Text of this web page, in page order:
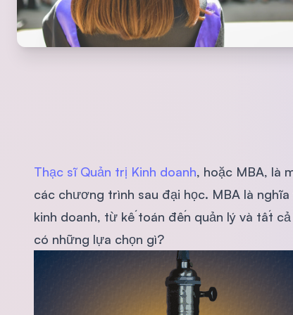
Thạc sĩ Quản trị Kinh doanh, hoặc MBA, là
các chương trình sau đại học. MBA là
kinh doanh, từ kế toán đến quản lý và tất
có những lựa chọn gì?